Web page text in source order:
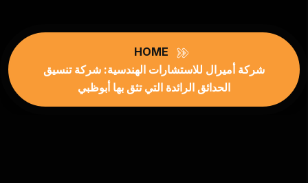
HOME
شركة أميرال للاستشارات الهندسية: شركة تنسيق
الحدائق الرائدة التي تثق بها أبوظبي